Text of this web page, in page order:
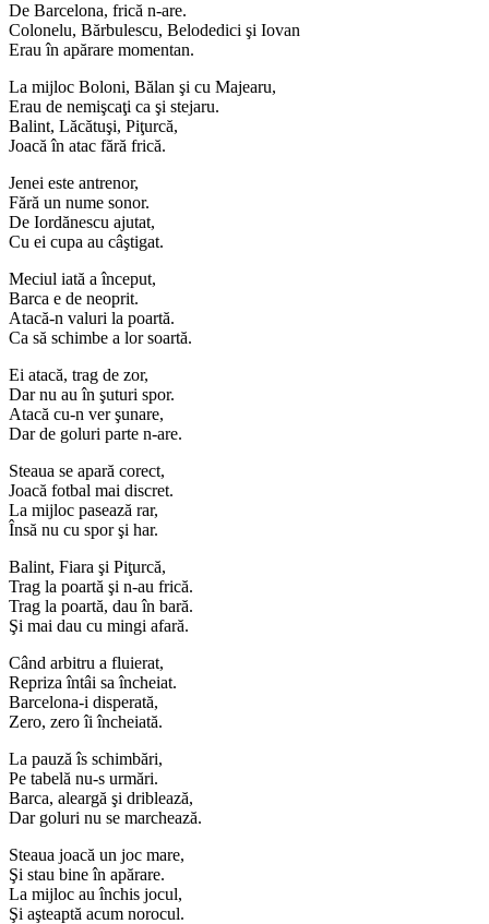
De Barcelona, frică n-are.
Colonelu, Bărbulescu, Belodedici şi Iovan
Erau în apărare momentan.
La mijloc Boloni, Bălan şi cu Majearu,
Erau de nemişcaţi ca şi stejaru.
Balint, Lăcătuşi, Piţurcă,
Joacă în atac fără frică.
Jenei este antrenor,
Fără un nume sonor.
De Iordănescu ajutat,
Cu ei cupa au câştigat.
Meciul iată a început,
Barca e de neoprit.
Atacă-n valuri la poartă.
Ca să schimbe a lor soartă.
Ei atacă, trag de zor,
Dar nu au în şuturi spor.
Atacă cu-n ver şunare,
Dar de goluri parte n-are.
Steaua se apară corect,
Joacă fotbal mai discret.
La mijloc pasează rar,
Însă nu cu spor şi har.
Balint, Fiara şi Piţurcă,
Trag la poartă şi n-au frică.
Trag la poartă, dau în bară.
Şi mai dau cu mingi afară.
Când arbitru a fluierat,
Repriza întâi sa încheiat.
Barcelona-i disperată,
Zero, zero îi încheiată.
La pauză îs schimbări,
Pe tabelă nu-s urmări.
Barca, aleargă şi driblează,
Dar goluri nu se marchează.
Steaua joacă un joc mare,
Şi stau bine în apărare.
La mijloc au închis jocul,
Şi aşteaptă acum norocul.